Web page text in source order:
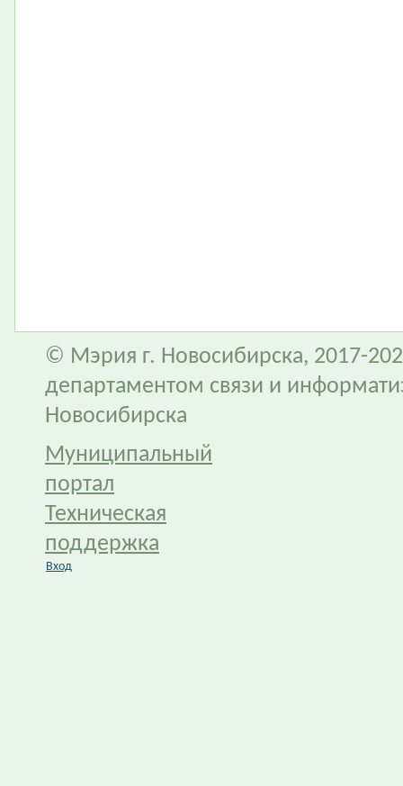
© Мэрия г. Новосибирска, 2017-
департаментом связи и
Новосибирска
Муниципальный
портал
Техническая
поддержка
Вход